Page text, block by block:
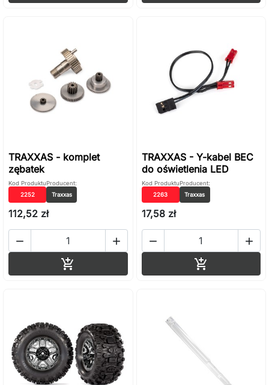
TRAXXAS - komplet
zębatek
Kod Produktu
2252
Producent:
Traxxas
112,52 zł
 

TRAXXAS - Y-kabel BEC
do oświetlenia LED
Kod Produktu
2263
Producent:
Traxxas
17,58 zł
 
